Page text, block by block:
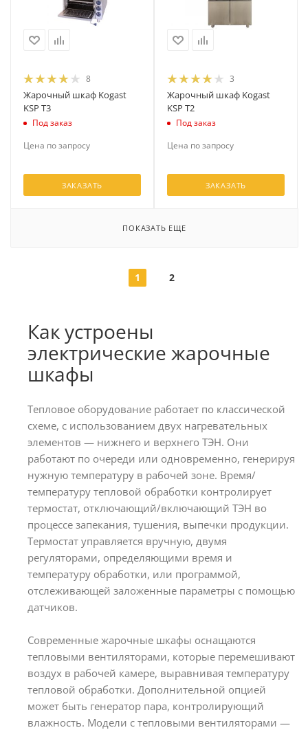
8
Жарочный шкаф Kogast
KSP T3
Под заказ
Цена по запросу
ЗАКАЗАТЬ
3
Жарочный шкаф Kogast
KSP T2
Под заказ
Цена по запросу
ЗАКАЗАТЬ
ПОКАЗАТЬ ЕЩЕ
1 2
Как устроены
электрические жарочные
шкафы
Тепловое оборудование работает по классической
схеме, с использованием двух нагревательных
элементов — нижнего и верхнего ТЭН. Они
работают по очереди или одновременно, генерируя
нужную температуру в рабочей зоне. Время/
температуру тепловой обработки контролирует
термостат, отключающий/включающий ТЭН во
процессе запекания, тушения, выпечки продукции.
Термостат управляется вручную, двумя
регуляторами, определяющими время и
температуру обработки, или программой,
отслеживающей заложенные параметры с помощью
датчиков.
Современные жарочные шкафы оснащаются
тепловыми вентиляторами, которые перемешивают
воздух в рабочей камере, выравнивая температуру
тепловой обработки. Дополнительной опцией
может быть генератор пара, контролирующий
влажность. Модели с тепловыми вентиляторами —